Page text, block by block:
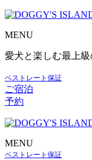
MENU
愛犬と楽しむ最上級
ベストレート保証
ご宿泊
予約
MENU
ベストレート保証